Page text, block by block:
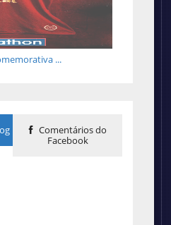
...
Comentários do
Facebook